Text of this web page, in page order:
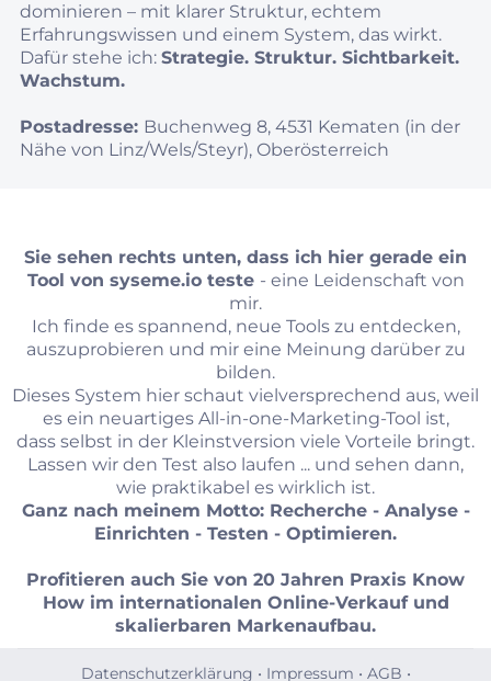
dominieren – mit klarer Struktur, echtem
Erfahrungswissen und einem System, das wirkt.
Dafür stehe ich: Strategie. Struktur. Sichtbarkeit.
Wachstum.
Postadresse: Buchenweg 8, 4531 Kematen (in der
Nähe von Linz/Wels/Steyr), Oberösterreich
Sie sehen rechts unten, dass ich hier gerade ein
Tool von syseme.ioteste - eine Leidenschaft von
mir.
Ich finde es spannend, neue Tools zu entdecken,
auszuprobieren und mir eine Meinung darüber zu
bilden.
Dieses System hier schaut vielversprechend aus, weil
es ein neuartiges All-in-one-Marketing-Tool ist,
dass selbst in der Kleinstversion viele Vorteile bringt.
Lassen wir den Test also laufen ... und sehen dann,
wie praktikabel es wirklich ist.
Ganz nach meinem Motto: Recherche - Analyse -
Einrichten - Testen - Optimieren.
Profitieren auch Sie von 20 Jahren Praxis Know
How im internationalen Online-Verkauf und
skalierbaren Markenaufbau.
Datenschutzerklärung • Impressum • AGB •